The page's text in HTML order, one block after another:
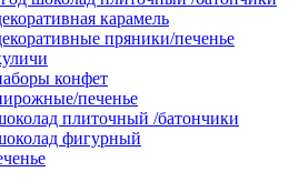
карамель
пряники/печенье
конфет
печенье
плиточный /батончики
фигурный